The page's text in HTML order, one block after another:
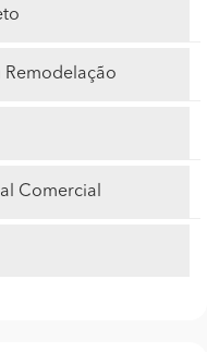
Remodelação
Comercial